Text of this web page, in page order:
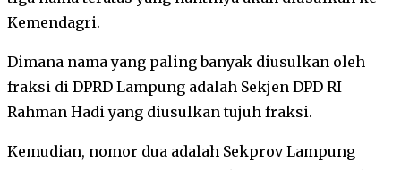
Kemendagri.
Dimana nama yang paling banyak diusulkan oleh
fraksi di DPRD Lampung adalah Sekjen DPD RI
Rahman Hadi yang diusulkan tujuh fraksi.
Kemudian, nomor dua adalah Sekprov Lampung